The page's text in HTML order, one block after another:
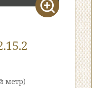
метр)